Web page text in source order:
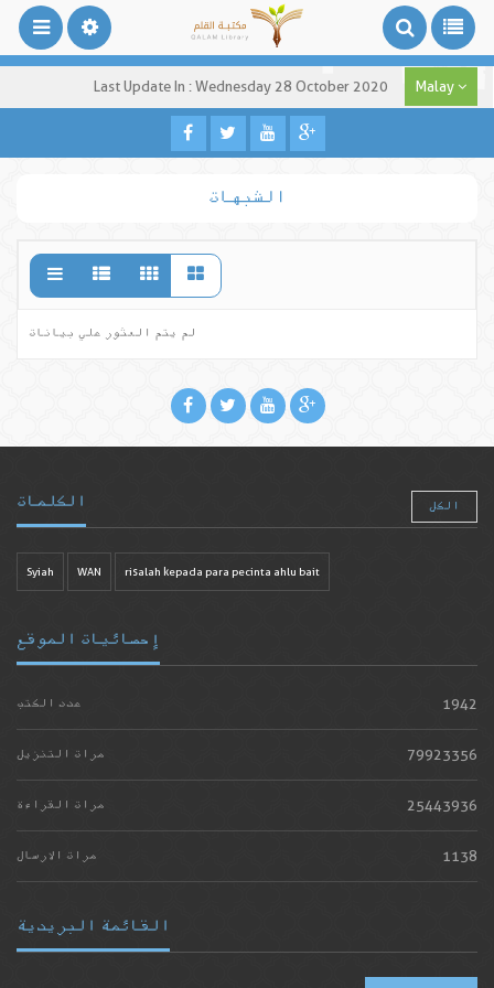
Last Update In : Wednesday 28 October 2020 Malay
الشبهات
لم يتم العثور علي بيانات
الكلمات الكل
Syiah WAN risalah kepada para pecinta ahlu bait
إحصائيات الموقع
عدد الكتب 1942
مرات التنزيل 79923356
مرات القراءة 25443936
مرات الارسال 1138
القائمة البريدية